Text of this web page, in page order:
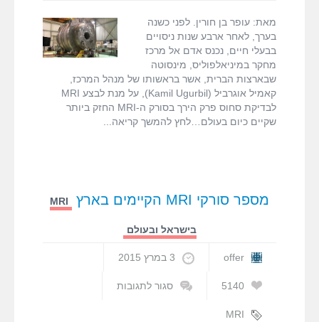
MRI המדריך המלא
דרושים
צור קשר
MRI
בעולם
העתיד
בתחום
NeuroSpin,US
National High
Magnetic Field
Laboratory
,
סורקי MRI
,עופר
בן חורין
מאת: עופר בן חורין. לפני כשנה
בערך, לאחר ארבע שנות ניסויים
בבעלי חיים, נכנס אדם אל מרכז
מחקר במיניאלפוליס, מינסוטה
שבארצות הברית, אשר בראשותו של מנהל המרכז,
קאמיל אוגרביל (Kamil Ugurbil), על מנת לבצע MRI
לבדיקת סחוס פרק הירך בסורק ה-MRI החזק ביותר
שקיים כיום בעולם…לחץ להמשך קריאה
מספר סורקי MRI הקיימים בארץ MRI
בישראל ובעולם
offer 3 במרץ 2015
5140
סגור לתגובות
MRI